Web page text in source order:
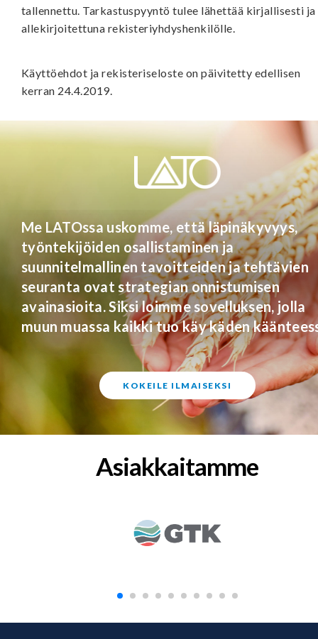
tallennettu. Tarkastuspyyntö tulee lähettää kirjallisesti ja
allekirjoitettuna rekisteriyhdyshenkilölle.
Käyttöehdot ja rekisteriseloste on päivitetty edellisen
kerran 24.4.2019.
Me LATOssa uskomme, että läpinäkyvyys,
työntekijöiden osallistaminen ja
suunnitelmallinen tavoitteiden ja tehtävien
seuranta ovat strategian onnistumisen
avainasioita. Siksi loimme sovelluksen, jolla
muun muassa kaikki tuo käy käden
KOKEILE ILMAISEKSI
Asiakkaitamme